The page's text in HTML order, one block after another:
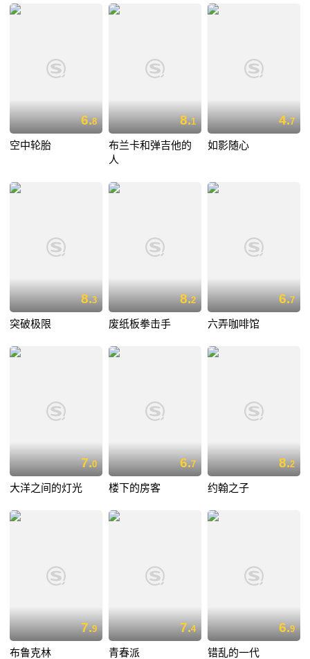
6.8
空中轮胎
8.1
布兰卡和弹吉他的
人
4.7
如影随心
8.3
突破极限
8.2
废纸板拳击手
6.7
六弄咖啡馆
7.0
大洋之间的灯光
6.7
楼下的房客
8.2
约翰之子
7.9
布鲁克林
7.4
青春派
6.9
错乱的一代